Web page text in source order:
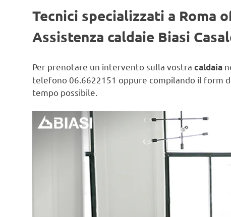
Tecnici specializzati a Roma
Assistenza caldaie Biasi
Per prenotare un intervento sulla vostra caldaia
telefono 06.6622151 oppure compilando il form
tempo possibile.